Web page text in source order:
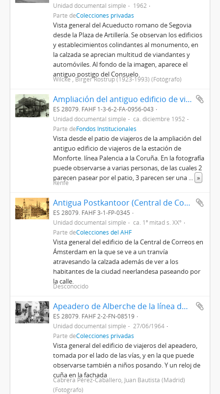
Unidad documental simple
1962
Parte deColecciones privadas
Vista general del Acueducto romano de Segovia
desde la Plaza de Artillería. Se observan los edificios
y establecimientos colindantes al monumento, en
la calzada se aprecian multitud de viandantes y
automóviles. Al fondo de la imagen, aparece el
antiguo postigo del Consuelo.
Wilcke , Birger Rostrup (1923-1993) (Fotógrafo)
Ampliación del antiguo edificio de viajeros de la estación de Monforte de la línea Palencia a La Coruña
ES 28079. FAHF 1-3-6-2-FA-0956-043
Unidad documental simple
ca. diciembre 1952
Parte deFondos Institucionales
Vista desde el patio de viajeros de la ampliación del
antiguo edificio de viajeros de la estación de
Monforte. línea Palencia a la Coruña. En la fotografía
puede observarse a varias personas, de las cuales 2
parecen pasear por el patio, 3 parecen ser una ... »
Renfe
Antigua Postkantoor (Central de Correos) de Amsterdam
ES 28079. FAHF 3-1-FP-0345
Unidad documental simple
ca. 1ª mitad s. XXº
Parte deColecciones del AHF
Vista general del edificio de la Central de Correos en
Ámsterdam en la que se ve a un tranvía
atravesando la calzada además de ver a los
habitantes de la ciudad neerlandesa paseando por
la calle.
Desconocido
Apeadero de Alberche de la línea de vía estrecha de Madrid a Villa del Prado y Almorox, visitado por la Asociación de Amigos del Ferrocarril (AAF)
ES 28079. FAHF 2-2-FN-08519
Unidad documental simple
27/06/1964
Parte deColecciones privadas
Vista general del edificio de viajeros del apeadero,
tomada por el lado de las vías, y en la que puede
observarse también a niños posando. Y un reloj de
cuña en la fachada
Cabrera Pérez-Caballero, Juan Bautista (Madrid)
(Fotógrafo)